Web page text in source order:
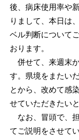
後、病床使用率や
りまして、本日は
ベル判断について
おります。
併せて、来週末
す。県境をまたい
とから、改めて感
せていただきたい
なお、冒頭で、
てご説明をさせて